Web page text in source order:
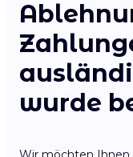
wurde